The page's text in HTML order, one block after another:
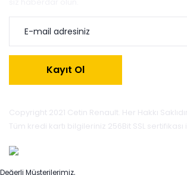
Kayıt Ol
Copyright 2021 Cetin Renault. Her Hakkı Saklıdır.
Tüm kredi kartı bilgileriniz 256Bit SSL
Değerli Müşterilerimiz,